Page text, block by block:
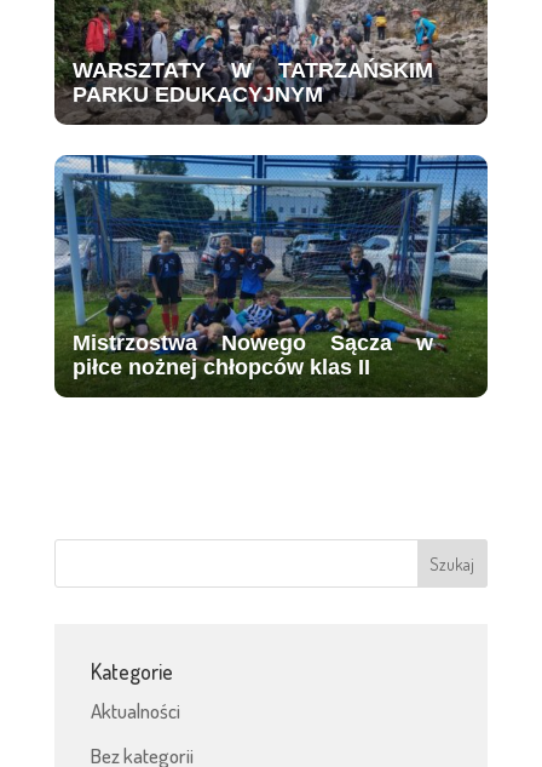
WARSZTATY W TATRZAŃSKIM
PARKU EDUKACYJNYM
Mistrzostwa Nowego Sącza w
piłce nożnej chłopców klas II
Kategorie
Aktualności
Bez kategorii